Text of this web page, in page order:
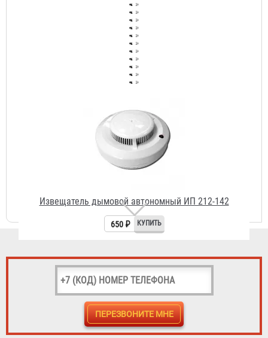
650 ₽
Сигнализатор угарного газа автономный СГА (СО) 435-
6 871 ₽